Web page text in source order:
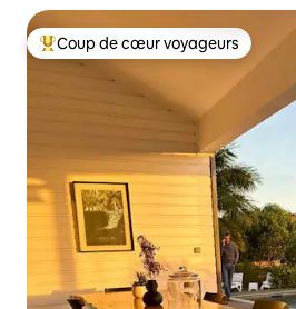
Coups de cœur voyageurs les plus
Coup de cœur voyageurs